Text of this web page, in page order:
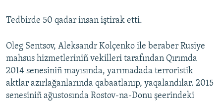
Tedbirde 50 qadar insan iştirak etti.
Oleg Sentsov, Aleksandr Kolçenko ile beraber Rusiye
mahsus hizmetleriniñ vekilleri tarafından Qırımda
2014 senesiniñ mayısında, yarımadada terroristik
aktlar azırlağanlarında qabaatlanıp, yaqalandılar. 2015
senesiniñ ağustosında Rostov-na-Donu şeerindeki